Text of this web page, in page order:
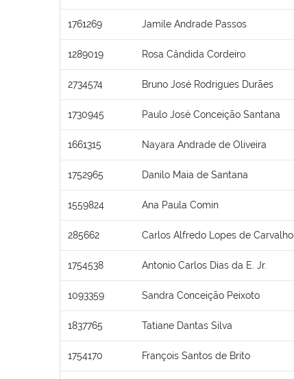
1761269 Jamile Andrade Passos
1289019 Rosa Cândida Cordeiro
2734574 Bruno José Rodrigues Durães
1730945 Paulo José Conceição Santana
1661315 Nayara Andrade de Oliveira
1752965 Danilo Maia de Santana
1559824 Ana Paula Comin
285662 Carlos Alfredo Lopes de Carvalho
1754538 Antonio Carlos Dias da E. Jr.
1093359 Sandra Conceição Peixoto
1837765 Tatiane Dantas Silva
1754170 François Santos de Brito